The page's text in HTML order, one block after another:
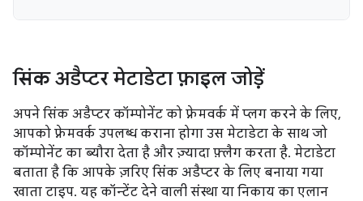
सिंक अडैप्टर मेटाडेटा फ़ाइल जोड़ें
अपने सिंक अडैप्टर कॉम्पोनेंट को फ़्रेमवर्क में प्लग करने के लिए,
आपको फ़्रेमवर्क उपलब्ध कराना होगा उस मेटाडेटा के साथ जो
कॉम्पोनेंट का ब्यौरा देता है और ज़्यादा फ़्लैग करता है. मेटाडेटा
बताता है कि आपके ज़रिए सिंक अडैप्टर के लिए बनाया गया
खाता टाइप. यह कॉन्टेंट देने वाली संस्था या निकाय का एलान